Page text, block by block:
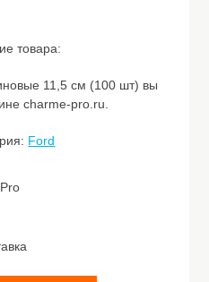
товара:
11,5 см (100 шт) вы
charme-pro.ru.
Ford